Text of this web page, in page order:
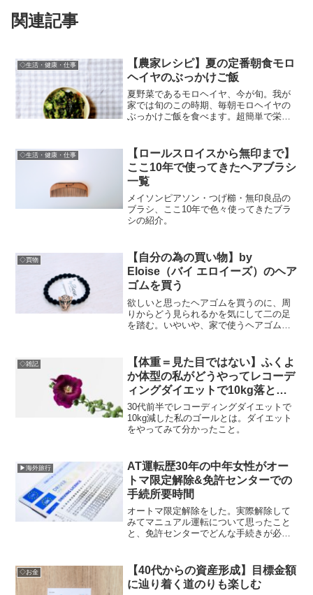
関連記事
◇生活・健康・仕事
【農家レシピ】夏の定番朝食モロ
ヘイヤのぶっかけご飯
夏野菜であるモロヘイヤ、今が旬。我が
家では旬のこの時期、毎朝モロヘイヤの
ぶっかけご飯を食べます。超簡単で栄養
◇生活・健康・仕事
【ロールスロイスから無印まで】
ここ10年で使ってきたヘアブラシ
一覧
メイソンピアソン・つげ櫛・無印良品の
ブラシ、ここ10年で色々使ってきたブラ
シの紹介。
◇買物
【自分の為の買い物】by
Eloise（バイ エロイーズ）のヘア
ゴムを買う
欲しいと思ったヘアゴムを買うのに、周
りからどう見られるかを気にして二の足
を踏む。いやいや、家で使うヘアゴムく
った話。
◇雑記
【体重＝見た目ではない】ふくよ
か体型の私がどうやってレコーデ
ィングダイエットで10kg落とし
たか（後編）
30代前半でレコーディングダイエットで
10kg減した私のゴールとは。ダイエット
をやってみて分かったこと。
▶海外旅行
AT運転歴30年の中年女性がオー
トマ限定解除&免許センターでの
手続所要時間
オートマ限定解除をした。実際解除して
みてマニュアル運転について思ったこと
と、免許センターでどんな手続きが必要
◇お金
【40代からの資産形成】目標金額
に辿り着く道のりも楽しむ